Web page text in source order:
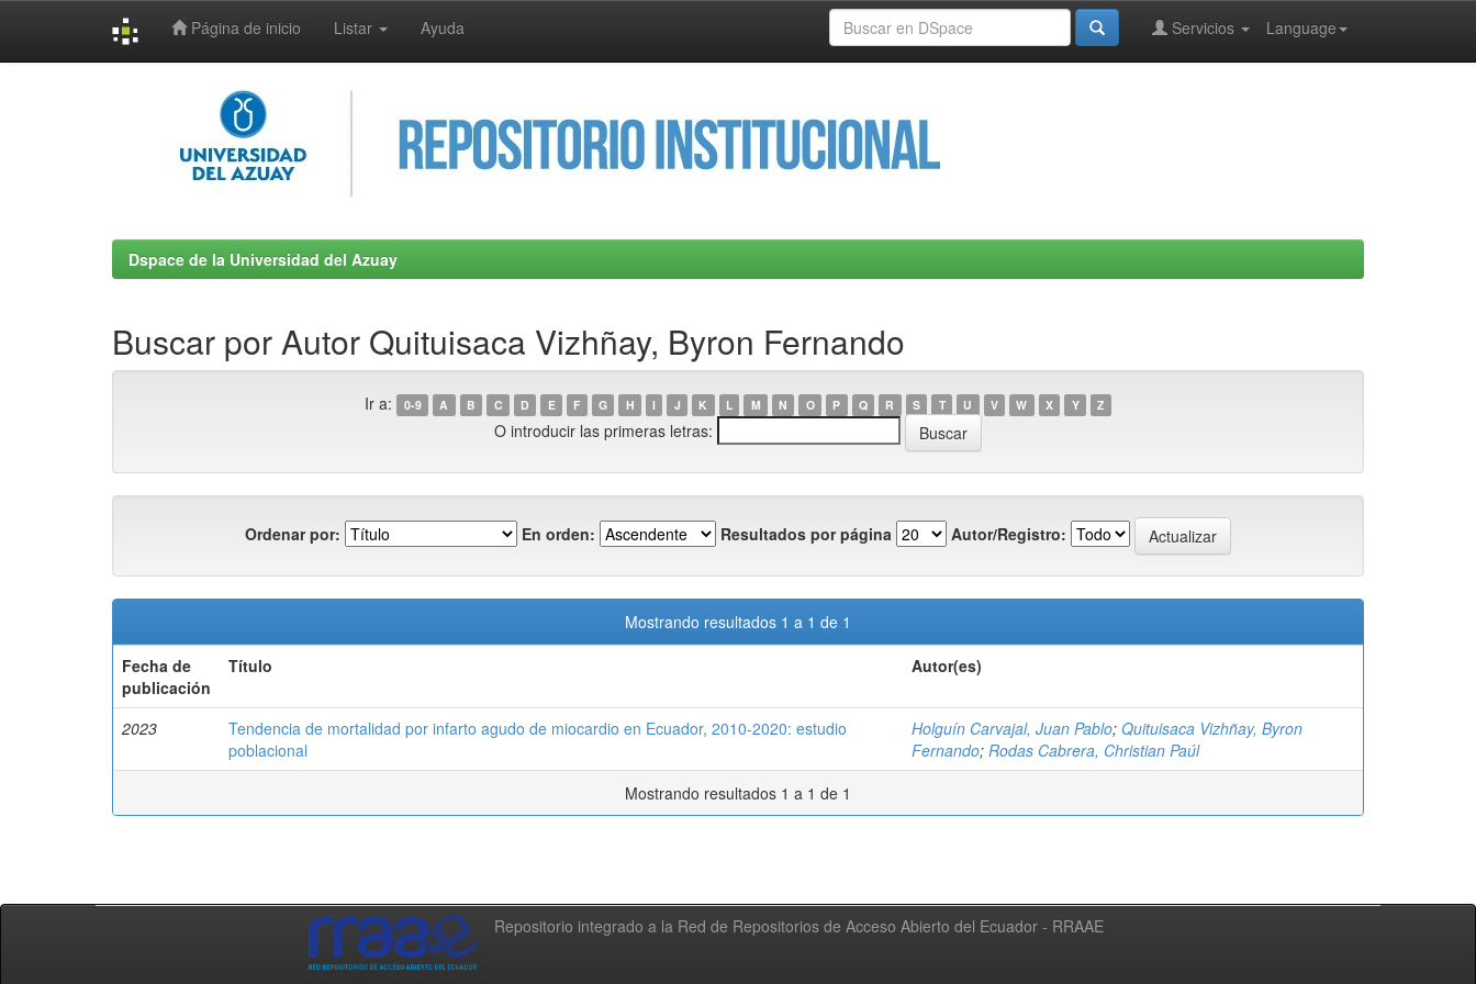
Página de inicio Listar Ayuda Language
Servicios
Dspace de la Universidad del Azuay
Buscar por Autor Quituisaca Vizhñay, Byron Fernando
Ir a: 0-9 A B C D E F G H I J K L M N O P Q R S T U V W X Y Z
O introducir las primeras letras:
Ordenar por: En orden: Resultados por página Autor/Registro:
Mostrando resultados 1 a 1 de 1
Fecha de
publicación
Título Autor(es)
2023
Tendencia de mortalidad por infarto agudo de miocardio en Ecuador, 2010-2020: estudio
poblacional
Holguín Carvajal, Juan Pablo; Quituisaca Vizhñay, Byron
Fernando; Rodas Cabrera, Christian Paúl
Mostrando resultados 1 a 1 de 1
Repositorio integrado a la Red de Repositorios de Acceso Abierto del Ecuador - RRAAE